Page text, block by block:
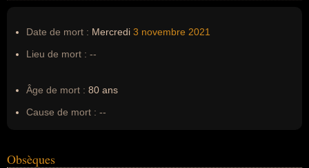
Date de mort : Mercredi 3 novembre 2021
Lieu de mort : --
Âge de mort : 80 ans
Cause de mort : --
Obsèques